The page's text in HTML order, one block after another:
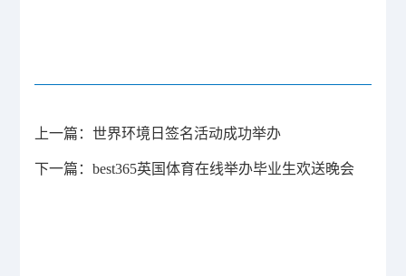
上一篇：世界环境日签名活动成功举办
下一篇：​best365英国体育在线举办毕业生欢送晚会